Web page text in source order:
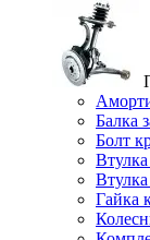
Балка
Болт
Втулка
Гайка